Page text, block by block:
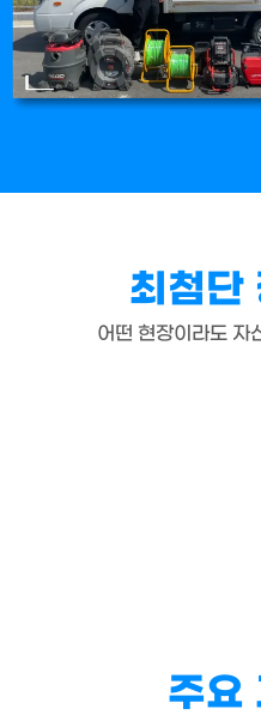
최첨단
어떤 현장이라도 자
주요